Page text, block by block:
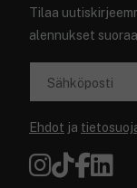
Tilaa
alennukset
Sähköposti
Ehdot ja